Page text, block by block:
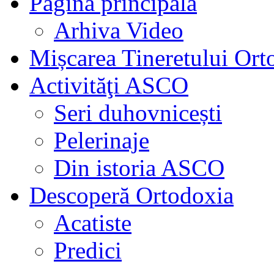
Arhiva Video
Mișcarea Tineretului
Activităţi ASCO
Seri duhovnicești
Pelerinaje
Din istoria ASCO
Descoperă Ortodoxia
Acatiste
Predici